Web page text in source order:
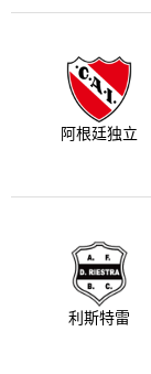
阿根廷独立
利斯特雷